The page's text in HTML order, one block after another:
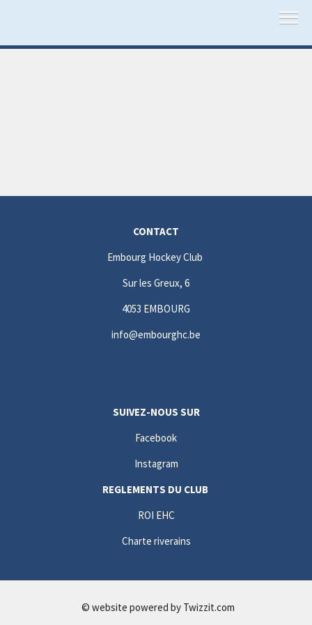
CONTACT
Embourg Hockey Club
Sur les Greux, 6
4053 EMBOURG
info@embourghc.be
SUIVEZ-NOUS SUR
Facebook
Instagram
REGLEMENTS DU CLUB
ROI EHC
Charte riverains
© website powered by Twizzit.com